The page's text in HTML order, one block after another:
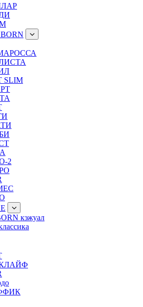
SLIM
2
кэжуал